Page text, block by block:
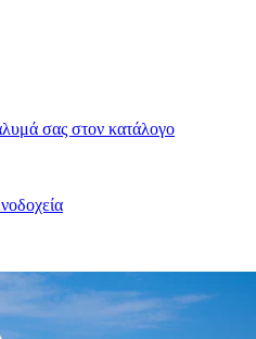
σας στον κατάλογο